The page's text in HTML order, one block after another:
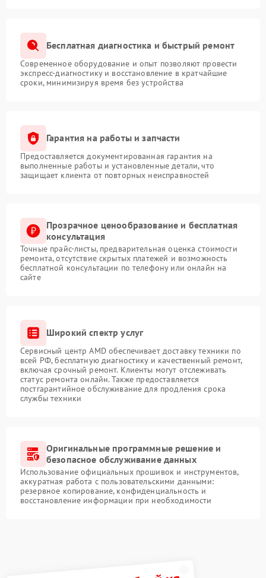
Бесплатная диагностика и быстрый ремонт
Современное оборудование и опыт позволяют провести
экспресс-диагностику и восстановление в кратчайшие
сроки, минимизируя время без устройства
Гарантия на работы и запчасти
Предоставляется документированная гарантия на
выполненные работы и установленные детали, что
защищает клиента от повторных неисправностей
Прозрачное ценообразование и бесплатная
консультация
Точные прайс-листы, предварительная оценка стоимости
ремонта, отсутствие скрытых платежей и возможность
бесплатной консультации по телефону или онлайн на
сайте
Широкий спектр услуг
Сервисный центр AMD обеспечивает доставку техники по
всей РФ, бесплатную диагностику и качественный ремонт,
включая срочный ремонт. Клиенты могут отслеживать
статус ремонта онлайн. Также предоставляется
постгарантийное обслуживание для продления срока
службы техники
Оригинальные программные решение и
безопасное обслуживание данных
Использование официальных прошивок и инструментов,
аккуратная работа с пользовательскими данными:
резервное копирование, конфиденциальность и
восстановление информации при необходимости